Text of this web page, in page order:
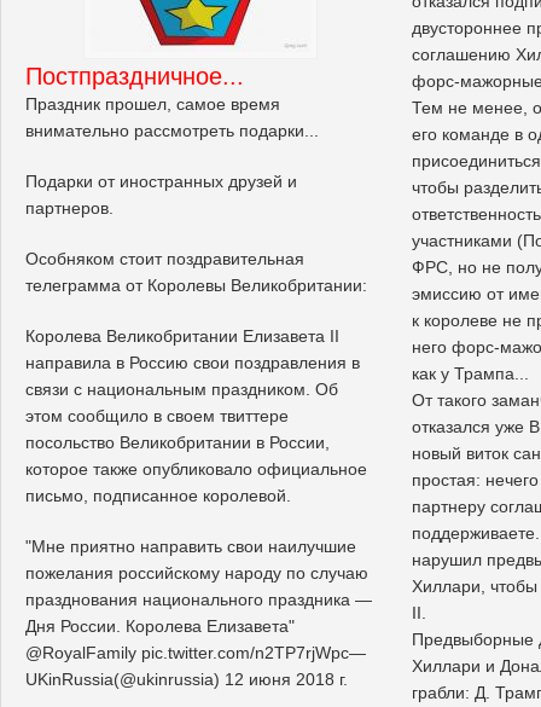
двустороннее
соглашению
форс-мажорные
Тем не менее,
его команде в
чтобы
участниками
ФРС, но не
эмиссию от
к королеве не
него форс-
как у Трампа...
От такого
отказался уже
новый виток
простая:
партнеру
нарушил
Хиллари, чтобы
II.
Предвыборные
Хиллари и
грабли: Д.
Постпраздничное...
Праздник прошел, самое время
внимательно рассмотреть подарки...
Подарки от иностранных друзей и
партнеров.
Особняком стоит поздравительная
телеграмма от Королевы Великобритании:
Королева Великобритании Елизавета II
направила в Россию свои поздравления в
связи с национальным праздником. Об
этом сообщило в своем твиттере
посольство Великобритании в России,
которое также опубликовало официальное
письмо, подписанное королевой.
"Мне приятно направить свои наилучшие
пожелания российскому народу по случаю
празднования национального праздника —
Дня России. Королева Елизавета"
@RoyalFamily pic.twitter.com/n2TP7rjWpc—
UKinRussia(@ukinrussia) 12 июня 2018 г.